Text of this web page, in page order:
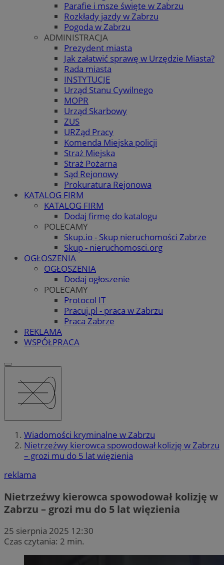
Parafie i msze święte w Zabrzu
Rozkłady jazdy w Zabrzu
Pogoda w Zabrzu
ADMINISTRACJA
Prezydent miasta
Jak załatwić sprawę w Urzędzie Miasta?
Rada miasta
INSTYTUCJE
Urząd Stanu Cywilnego
MOPR
Urząd Skarbowy
ZUS
URZąd Pracy
Komenda Miejska policji
Straż Miejska
Straż Pożarna
Sąd Rejonowy
Prokuratura Rejonowa
KATALOG FIRM
KATALOG FIRM
Dodaj firmę do katalogu
POLECAMY
Skup.io - Skup nieruchomości Zabrze
Skup - nieruchomosci.org
OGŁOSZENIA
OGŁOSZENIA
Dodaj ogłoszenie
POLECAMY
Protocol IT
Pracuj.pl - praca w Zabrzu
Praca Zabrze
REKLAMA
WSPÓŁPRACA
Wiadomości kryminalne w Zabrzu
Nietrzeźwy kierowca spowodował kolizję w Zabrzu
– grozi mu do 5 lat więzienia
reklama
Nietrzeźwy kierowca spowodował kolizję w
Zabrzu – grozi mu do 5 lat więzienia
25 sierpnia 2025 12:30
Czas czytania: 2 min.